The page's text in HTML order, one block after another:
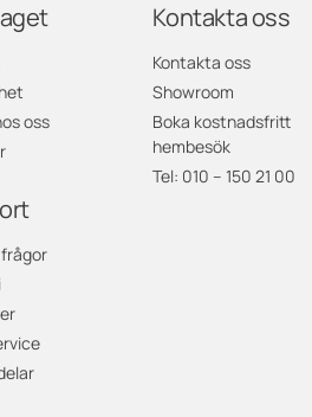
oss
Kontakta oss
Kontakta oss
Showroom
Boka kostnadsfritt
hembesök
Tel: 010 – 150 21 00